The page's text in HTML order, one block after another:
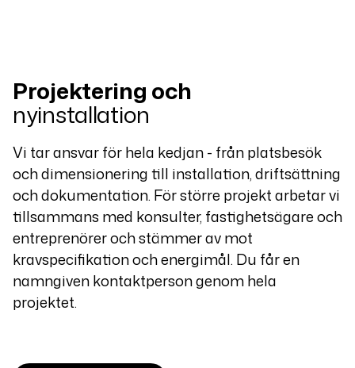
Projektering och
nyinstallation
Vi tar ansvar för hela kedjan - från platsbesök
och dimensionering till installation, driftsättning
och dokumentation. För större projekt arbetar vi
tillsammans med konsulter, fastighetsägare och
entreprenörer och stämmer av mot
kravspecifikation och energimål. Du får en
namngiven kontaktperson genom hela
projektet.